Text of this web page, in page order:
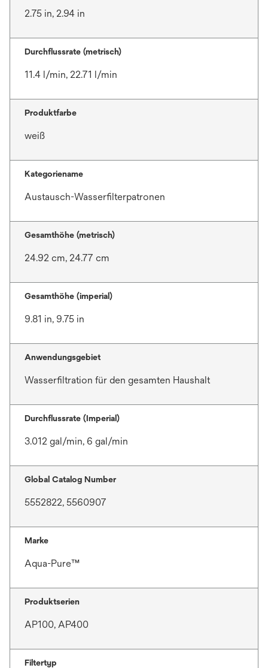
2.75 in, 2.94 in
Durchflussrate (metrisch)
11.4 l/min, 22.71 l/min
Produktfarbe
weiß
Kategoriename
Austausch-Wasserfilterpatronen
Gesamthöhe (metrisch)
24.92 cm, 24.77 cm
Gesamthöhe (imperial)
9.81 in, 9.75 in
Anwendungsgebiet
Wasserfiltration für den gesamten Haushalt
Durchflussrate (Imperial)
3.012 gal/min, 6 gal/min
Global Catalog Number
5552822, 5560907
Marke
Aqua-Pure™
Produktserien
AP100, AP400
Filtertyp